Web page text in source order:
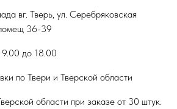
вг. Тверь, ул. Серебряковская
36-39
до 18.00
по Твери и Тверской области
области при заказе от 30 штук.